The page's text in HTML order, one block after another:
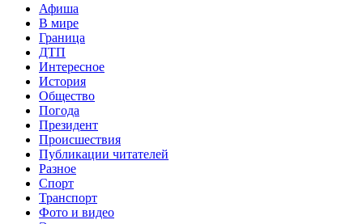
Афиша
В мире
Граница
ДТП
Интересное
История
Общество
Погода
Президент
Происшествия
Публикации читателей
Разное
Спорт
Транспорт
Фото и видео